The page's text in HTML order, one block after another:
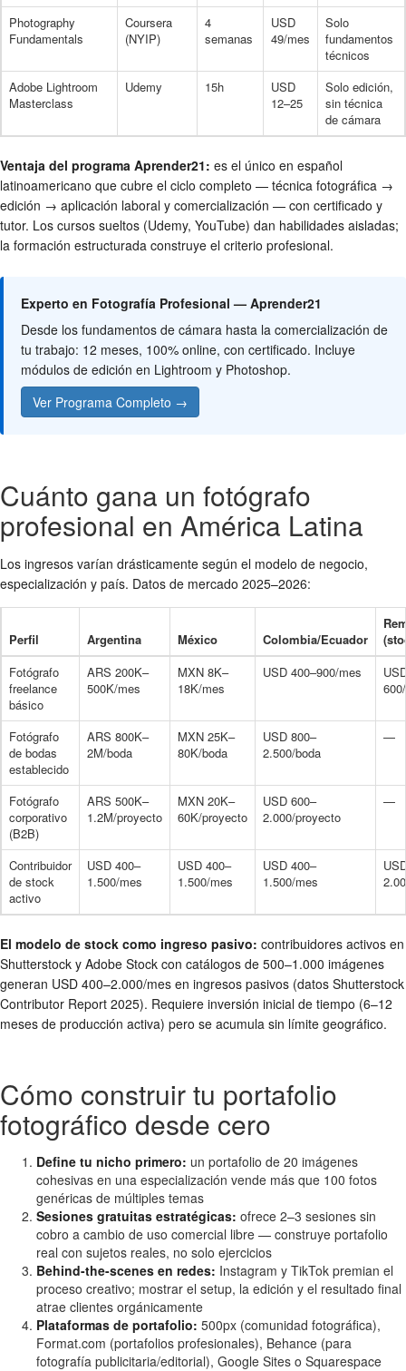
Photography
Fundamentals
Coursera
(NYIP)
4
semanas
USD
49/mes
Solo
fundamentos
técnicos
Adobe Lightroom
Masterclass
Udemy 15h
USD
12–25
Solo edición,
sin técnica
de cámara
Ventaja del programa Aprender21: es el único en español
latinoamericano que cubre el ciclo completo — técnica fotográfica →
edición → aplicación laboral y comercialización — con certificado y
tutor. Los cursos sueltos (Udemy, YouTube) dan habilidades aisladas;
la formación estructurada construye el criterio profesional.
Experto en Fotografía Profesional — Aprender21
Desde los fundamentos de cámara hasta la comercialización de
tu trabajo: 12 meses, 100% online, con certificado. Incluye
módulos de edición en Lightroom y Photoshop.
Ver Programa Completo →
Cuánto gana un fotógrafo
profesional en América Latina
Los ingresos varían drásticamente según el modelo de negocio,
especialización y país. Datos de mercado 2025–2026:
Perfil Argentina México Colombia/Ecuador
Fotógrafo
freelance
básico
ARS 200K–
500K/mes
MXN 8K–
18K/mes
USD 400–900/mes
Fotógrafo
de bodas
establecido
ARS 800K–
2M/boda
MXN 25K–
80K/boda
USD 800–
2.500/boda
—
Fotógrafo
corporativo
(B2B)
ARS 500K–
1.2M/proyecto
MXN 20K–
60K/proyecto
USD 600–
2.000/proyecto
—
Contribuidor
de stock
activo
USD 400–
1.500/mes
USD 400–
1.500/mes
USD 400–
1.500/mes
El modelo de stock como ingreso pasivo: contribuidores activos en
Shutterstock y Adobe Stock con catálogos de 500–1.000 imágenes
generan USD 400–2.000/mes en ingresos pasivos (datos Shutterstock
Contributor Report 2025). Requiere inversión inicial de tiempo (6–12
meses de producción activa) pero se acumula sin límite geográfico.
Cómo construir tu portafolio
fotográfico desde cero
Define tu nicho primero: un portafolio de 20 imágenes
cohesivas en una especialización vende más que 100 fotos
genéricas de múltiples temas
Sesiones gratuitas estratégicas: ofrece 2–3 sesiones sin
cobro a cambio de uso comercial libre — construye portafolio
real con sujetos reales, no solo ejercicios
Behind-the-scenes en redes: Instagram y TikTok premian el
proceso creativo; mostrar el setup, la edición y el resultado final
atrae clientes orgánicamente
Plataformas de portafolio: 500px (comunidad fotográfica),
Format.com (portafolios profesionales), Behance (para
fotografía publicitaria/editorial), Google Sites o Squarespace